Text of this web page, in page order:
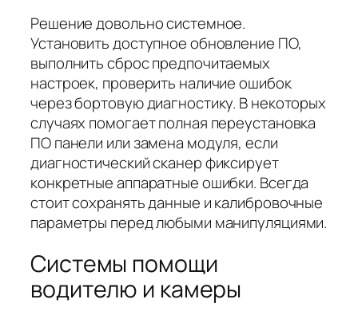
Решение довольно системное.
Установить доступное обновление ПО,
выполнить сброс предпочитаемых
настроек, проверить наличие ошибок
через бортовую диагностику. В некоторых
случаях помогает полная переустановка
ПО панели или замена модуля, если
диагностический сканер фиксирует
конкретные аппаратные ошибки. Всегда
стоит сохранять данные и калибровочные
параметры перед любыми манипуляциями.
Системы помощи
водителю и камеры